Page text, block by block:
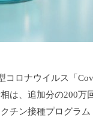
ロナウイルス「
は、 追加分の200万
チン接種プログラム